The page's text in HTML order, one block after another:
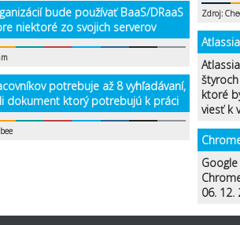
bude používať BaaS/DRaaS
niektoré zo svojich serverov
potrebuje až 8 vyhľadávaní,
dokument ktorý potrebujú k práci
Zdroj:
ktoré
viesť k
06. 12.